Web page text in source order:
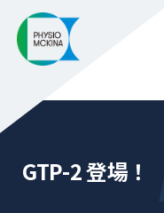
GTP-2 登場！